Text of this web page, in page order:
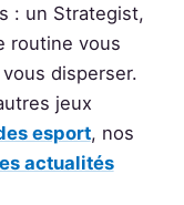
: un Strategist,
routine vous
disperser.
jeux
esport, nos
actualités